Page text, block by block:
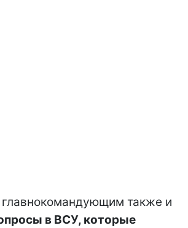
также и
в ВСУ, которые